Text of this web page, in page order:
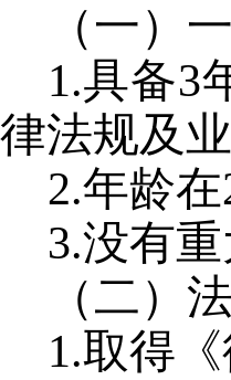
（一）
1.具备3
律法规及
2.年龄
3.没有
（二）
1.取得